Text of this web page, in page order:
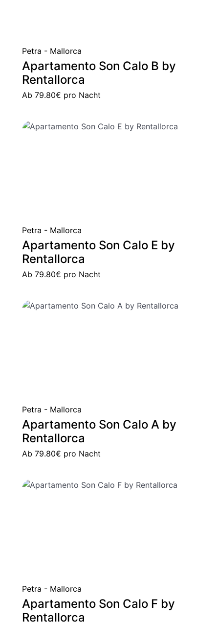
Petra - Mallorca
Apartamento Son Calo B by
Rentallorca
Ab 79.80€ pro Nacht
Petra - Mallorca
Apartamento Son Calo E by
Rentallorca
Ab 79.80€ pro Nacht
Petra - Mallorca
Apartamento Son Calo A by
Rentallorca
Ab 79.80€ pro Nacht
Petra - Mallorca
Apartamento Son Calo F by
Rentallorca